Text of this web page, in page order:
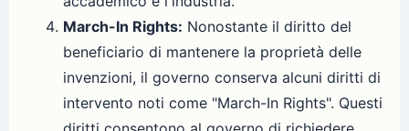
March-In Rights: Nonostante il diritto del
beneficiario di mantenere la proprietà delle
invenzioni, il governo conserva alcuni diritti di
intervento noti come "March-In Rights". Questi